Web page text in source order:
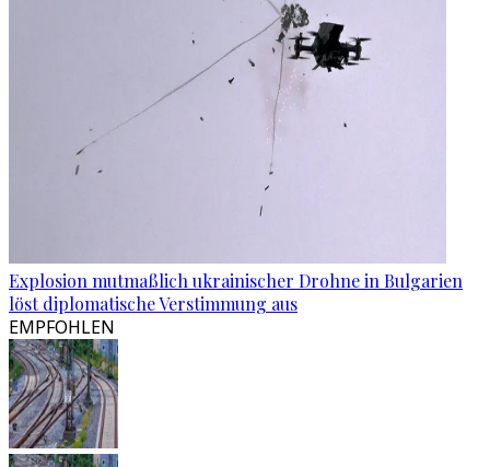
Explosion mutmaßlich ukrainischer Drohne in Bulgarien
löst diplomatische Verstimmung aus
EMPFOHLEN